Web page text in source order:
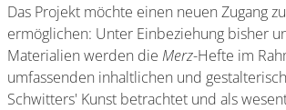
Das Projekt möchte einen neuen Zugang
ermöglichen: Unter Einbeziehung bisher
Materialien werden die Merz-Hefte im
umfassenden inhaltlichen und
Schwitters' Kunst betrachtet und als